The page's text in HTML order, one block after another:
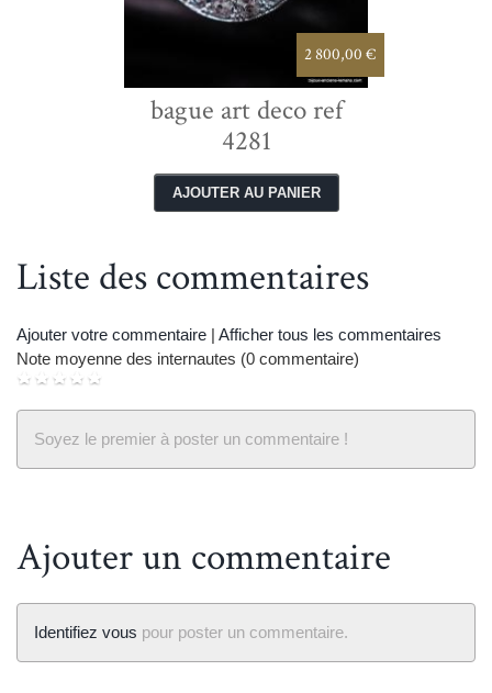
2 800,00 €
bague art deco ref
4281
Liste des commentaires
Ajouter votre commentaire | Afficher tous les commentaires
Note moyenne des internautes (0 commentaire)
Soyez le premier à poster un commentaire !
Ajouter un commentaire
Identifiez vous pour poster un commentaire.